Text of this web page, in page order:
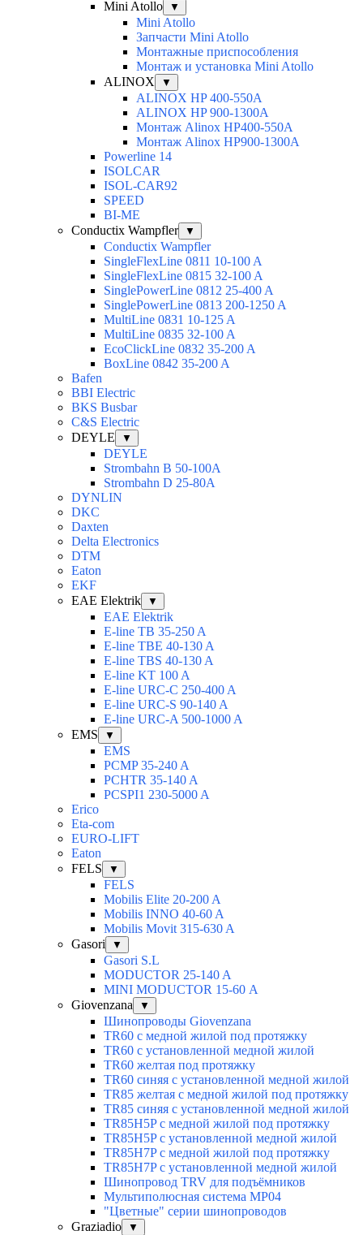
Mini Atollo
▼
Mini Atollo
Запчасти Mini Atollo
Монтажные приспособления
Монтаж и установка Mini Atollo
ALINOX
▼
ALINOX HP 400-550A
ALINOX HP 900-1300A
Монтаж Alinox HP400-550A
Монтаж Alinox HP900-1300A
Powerline 14
ISOLCAR
ISOL-CAR92
SPEED
BI-ME
Conductix Wampfler
▼
Conductix Wampfler
SingleFlexLine 0811 10-100 A
SingleFlexLine 0815 32-100 A
SinglePowerLine 0812 25-400 A
SinglePowerLine 0813 200-1250 A
MultiLine 0831 10-125 A
MultiLine 0835 32-100 A
EcoClickLine 0832 35-200 A
BoxLine 0842 35-200 A
Bafen
BBI Electric
BKS Busbar
C&S Electric
DEYLE
▼
DEYLE
Strombahn B 50-100A
Strombahn D 25-80A
DYNLIN
DKC
Daxten
Delta Electronics
DTM
Eaton
EKF
EAE Elektrik
▼
EAE Elektrik
E-line TB 35-250 A
E-line TBE 40-130 A
E-line TBS 40-130 A
E-line KT 100 A
E-line URC-C 250-400 A
E-line URC-S 90-140 A
E-line URC-A 500-1000 A
EMS
▼
EMS
PCMP 35-240 A
PCHTR 35-140 A
PCSPI1 230-5000 A
Erico
Eta-com
EURO-LIFT
Eaton
FELS
▼
FELS
Mobilis Elite 20-200 A
Mobilis INNO 40-60 A
Mobilis Movit 315-630 A
Gasori
▼
Gasori S.L
MODUCTOR 25-140 A
MINI MODUCTOR 15-60 А
Giovenzana
▼
Шинопроводы Giovenzana
TR60 с медной жилой под протяжку
TR60 с установленной медной жилой
TR60 желтая под протяжку
TR60 синяя с установленной медной жилой
TR85 желтая с медной жилой под протяжку
TR85 синяя с установленной медной жилой
TR85H5P с медной жилой под протяжку
TR85H5P с установленной медной жилой
TR85H7P с медной жилой под протяжку
TR85H7P с установленной медной жилой
Шинопровод TRV для подъёмников
Мультиполюсная система MP04
"Цветные" серии шинопроводов
Graziadio
▼